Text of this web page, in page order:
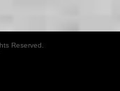
Reserved.